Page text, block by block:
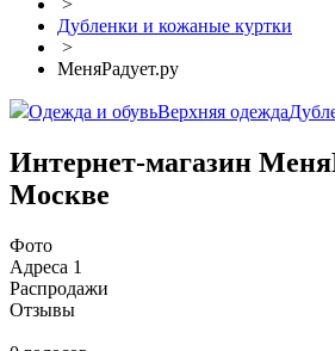
>
Дубленки и кожаные куртки
>
МеняРадует.ру
Одежда и обувьВерхняя одежда
Интернет-магазин
Москве
Фото
Адреса 1
Распродажи
Отзывы